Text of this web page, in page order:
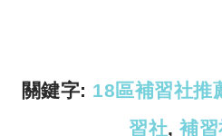
關鍵字: 18區補習社推
習社, 補